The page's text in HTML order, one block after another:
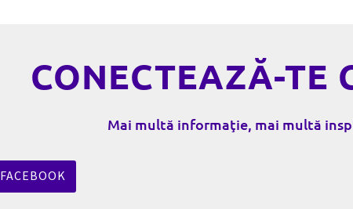
CONECTEAZĂ-TE
Mai multă informaţie, mai multă
FACEBOOK